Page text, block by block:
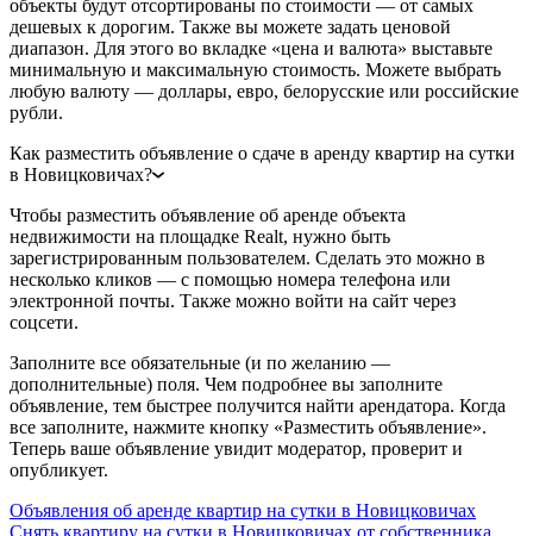
объекты будут отсортированы по стоимости — от самых
дешевых к дорогим. Также вы можете задать ценовой
диапазон. Для этого во вкладке «цена и валюта» выставьте
минимальную и максимальную стоимость. Можете выбрать
любую валюту — доллары, евро, белорусские или российские
рубли.
Как разместить объявление о сдаче в аренду квартир на сутки
в Новицковичах?
Чтобы разместить объявление об аренде объекта
недвижимости на площадке Realt, нужно быть
зарегистрированным пользователем. Сделать это можно в
несколько кликов — с помощью номера телефона или
электронной почты. Также можно войти на сайт через
соцсети.
Заполните все обязательные (и по желанию —
дополнительные) поля. Чем подробнее вы заполните
объявление, тем быстрее получится найти арендатора. Когда
все заполните, нажмите кнопку «Разместить объявление».
Теперь ваше объявление увидит модератор, проверит и
опубликует.
Объявления об аренде квартир на сутки в Новицковичах
Снять квартиру на сутки в Новицковичах от собственника